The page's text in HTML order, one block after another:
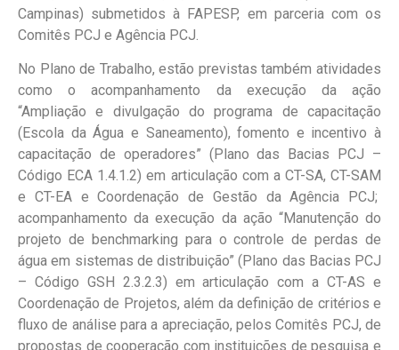
Campinas) submetidos à FAPESP, em parceria com os
Comitês PCJ e Agência PCJ.
No Plano de Trabalho, estão previstas também atividades
como o acompanhamento da execução da ação
“Ampliação e divulgação do programa de capacitação
(Escola da Água e Saneamento), fomento e incentivo à
capacitação de operadores” (Plano das Bacias PCJ –
Código ECA 1.4.1.2) em articulação com a CT-SA, CT-SAM
e CT-EA e Coordenação de Gestão da Agência PCJ;
acompanhamento da execução da ação “Manutenção do
projeto de benchmarking para o controle de perdas de
água em sistemas de distribuição” (Plano das Bacias PCJ
– Código GSH 2.3.2.3) em articulação com a CT-AS e
Coordenação de Projetos, além da definição de critérios e
fluxo de análise para a apreciação, pelos Comitês PCJ, de
propostas de cooperação com instituições de pesquisa e